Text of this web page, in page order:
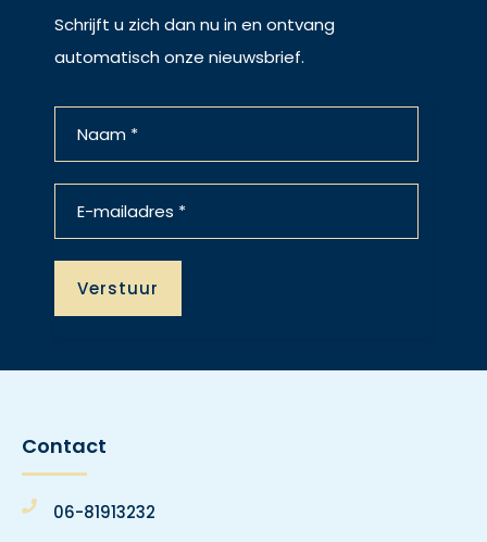
Schrijft u zich dan nu in en ontvang
automatisch onze nieuwsbrief.
Contact
06-81913232